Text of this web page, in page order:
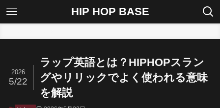
HIP HOP BASE
ラップ英語とは？HIPHOPスラン
グやリリックでよく使われる意味
を解説
2026
5/22